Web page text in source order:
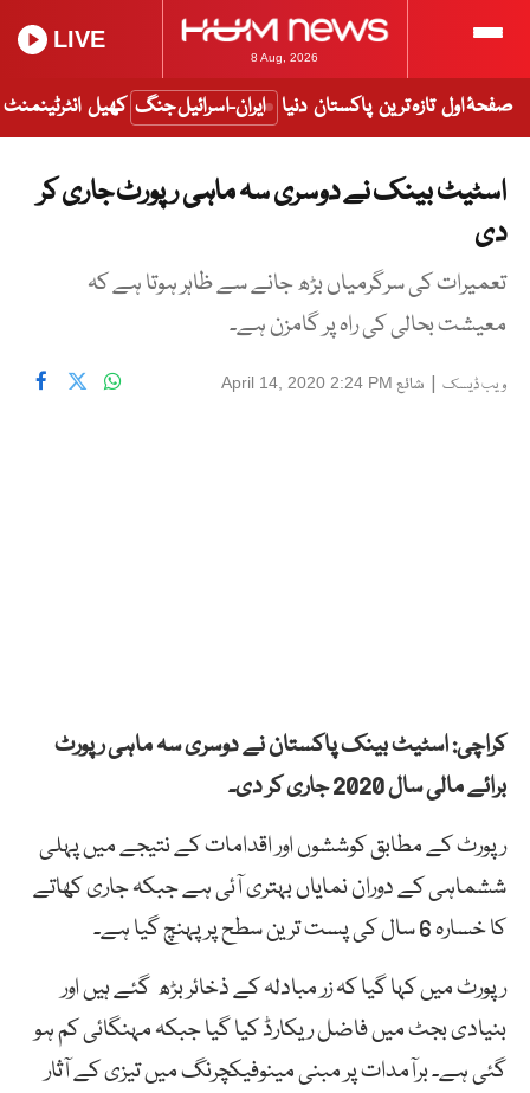
8 Aug, 2026
LIVE
صفحۂ اول تازہ ترین پاکستان دنیا ایران-اسرائیل جنگ کھیل انٹرٹینمنٹ
اسٹیٹ بینک نے دوسری سہ ماہی رپورٹ جاری کر
دی
تعمیرات کی سرگرمیاں بڑھ جانے سے ظاہر ہوتا ہے کہ
معیشت بحالی کی راہ پر گامزن ہے۔
ویب ڈیسک | شائع April 14, 2020 2:24 PM
کراچی: اسٹیٹ بینک پاکستان نے دوسری سہ ماہی رپورٹ
برائے مالی سال 2020 جاری کر دی۔
رپورٹ کے مطابق کوششوں اور اقدامات کے نتیجے میں پہلی
ششماہی کے دوران نمایاں بہتری آئی ہے جبکہ جاری کھاتے
کا خسارہ 6 سال کی پست ترین سطح پر پہنچ گیا ہے۔
رپورٹ میں کہا گیا کہ زر مبادلہ کے ذخائر بڑھ گئے ہیں اور
بنیادی بجٹ میں فاضل ریکارڈ کیا گیا جبکہ مہنگائی کم ہو
گئی ہے۔ برآمدات پر مبنی مینوفیکچرنگ میں تیزی کے آثار